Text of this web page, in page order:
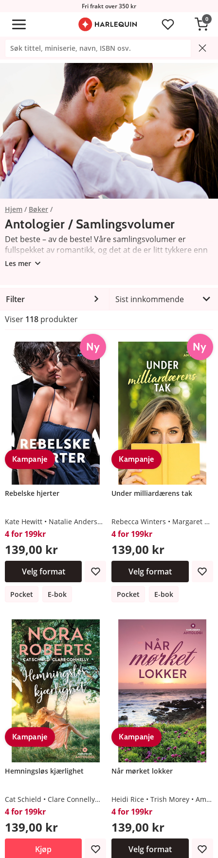
Fri frakt over 350 kr
0
Hjem Bøker
Antologier / Samlingsvolumer
Det beste – av de beste! Våre samlingsvolumer er
fullspekket av romantikk, og det at de er litt tykkere enn
våre andre bøker, gjør jo at kjærligheten varer litt lenger.
Les mer
Filter
Sist innkommende
Viser 118 produkter
Ny
Kampanje
Rebelske hjerter
Kate Hewitt Natalie Anderson Alison Roberts Tina Beckett
4 for 199kr
139,00 kr
Velg format
Pocket E-bok
Ny
Kampanje
Under milliardærens tak
Rebecca Winters Margaret Way
4 for 199kr
139,00 kr
Velg format
Pocket E-bok
Kampanje
Hemningsløs kjærlighet
Cat Schield Clare Connelly Nora Roberts
4 for 199kr
139,00 kr
Kjøp
Kampanje
Når mørket lokker
Heidi Rice Trish Morey Amalie Berlin
4 for 199kr
139,00 kr
Velg format